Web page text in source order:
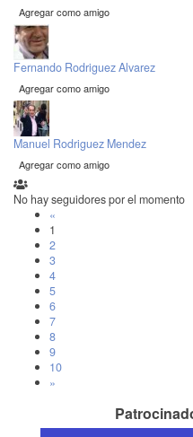
Agregar como amigo
Fernando Rodriguez Alvarez
Agregar como amigo
Manuel Rodriguez Mendez
Agregar como amigo
No hay seguidores por el momento
«
1
2
3
4
5
6
7
8
9
10
»